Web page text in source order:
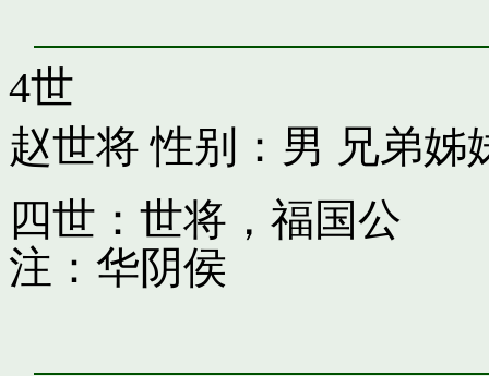
4世
赵世将 性别：男 兄弟姊
四世：世将，福国公
注：华阴侯